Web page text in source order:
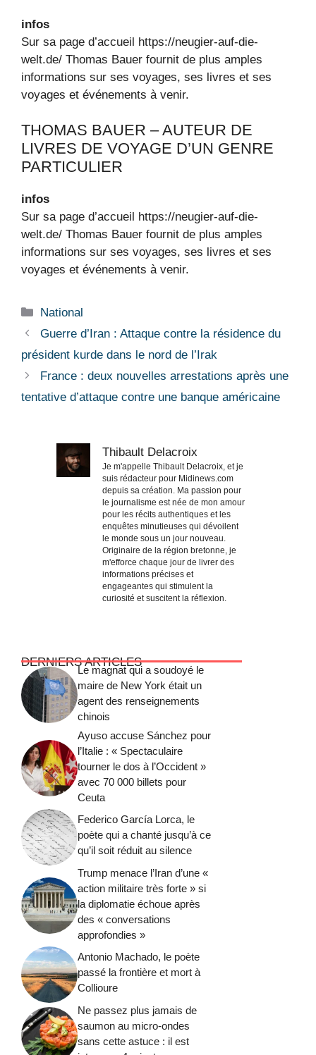
infos
Sur sa page d’accueil https://neugier-auf-die-
welt.de/ Thomas Bauer fournit de plus amples
informations sur ses voyages, ses livres et ses
voyages et événements à venir.
THOMAS BAUER – AUTEUR DE
LIVRES DE VOYAGE D’UN GENRE
PARTICULIER
infos
Sur sa page d’accueil https://neugier-auf-die-
welt.de/ Thomas Bauer fournit de plus amples
informations sur ses voyages, ses livres et ses
voyages et événements à venir.
Catégories
National
Guerre d’Iran : Attaque contre la résidence du
président kurde dans le nord de l’Irak
France : deux nouvelles arrestations après une
tentative d’attaque contre une banque américaine
Thibault Delacroix
Je m'appelle Thibault Delacroix, et je
suis rédacteur pour Midinews.com
depuis sa création. Ma passion pour
le journalisme est née de mon amour
pour les récits authentiques et les
enquêtes minutieuses qui dévoilent
le monde sous un jour nouveau.
Originaire de la région bretonne, je
m'efforce chaque jour de livrer des
informations précises et
engageantes qui stimulent la
curiosité et suscitent la réflexion.
DERNIERS ARTICLES
Le magnat qui a soudoyé le
maire de New York était un
agent des renseignements
chinois
Ayuso accuse Sánchez pour
l’Italie : « Spectaculaire
tourner le dos à l’Occident »
avec 70 000 billets pour
Ceuta
Federico García Lorca, le
poète qui a chanté jusqu’à ce
qu’il soit réduit au silence
Trump menace l’Iran d’une «
action militaire très forte » si
la diplomatie échoue après
des « conversations
approfondies »
Antonio Machado, le poète
passé la frontière et mort à
Collioure
Ne passez plus jamais de
saumon au micro-ondes
sans cette astuce : il est